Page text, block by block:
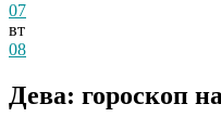
07
вт
08
Дева: гороскоп